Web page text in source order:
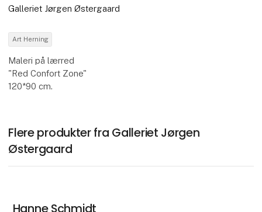
Galleriet Jørgen Østergaard
Art Herning
Maleri på lærred
"Red Confort Zone"
120*90 cm.
Flere produkter fra Galleriet Jørgen
Østergaard
Hanne Schmidt